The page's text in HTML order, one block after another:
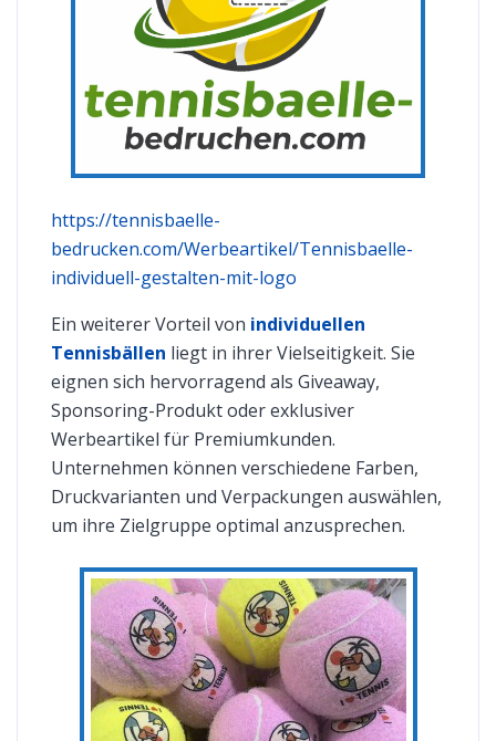
https://tennisbaelle-
bedrucken.com/Werbeartikel/Tennisbaelle-
individuell-gestalten-mit-logo
Ein weiterer Vorteil von individuellen
Tennisbällen liegt in ihrer Vielseitigkeit. Sie
eignen sich hervorragend als Giveaway,
Sponsoring-Produkt oder exklusiver
Werbeartikel für Premiumkunden.
Unternehmen können verschiedene Farben,
Druckvarianten und Verpackungen auswählen,
um ihre Zielgruppe optimal anzusprechen.